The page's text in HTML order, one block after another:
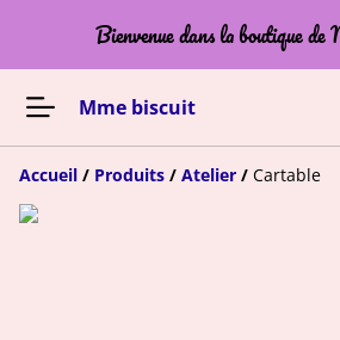
Bienvenue dans la boutique
Mme biscuit
Accueil / Produits / Atelier / Cartable